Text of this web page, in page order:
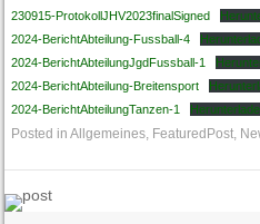
230915-ProtokollJHV2023finalSigned
2024-BerichtAbteilung-Fussball-4
2024-BerichtAbteilungJgdFussball-1
2024-BerichtAbteilung-Breitensport
2024-BerichtAbteilungTanzen-1
Posted inAllgemeines, FeaturedPost,